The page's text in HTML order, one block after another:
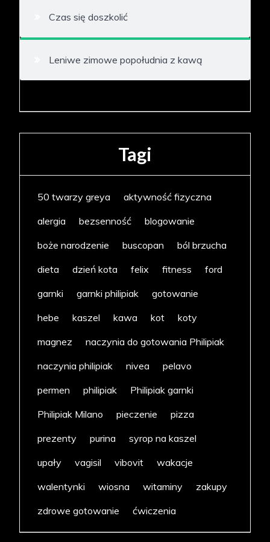
Czas się doszkolić
Leniwe zimowe popołudnia z kawą
Tagi
50 twarzy greya
aktywność fizyczna
alergia
bezsenność
blogowanie
boże narodzenie
buscopan
ból brzucha
dieta
dzień kota felix fitness
ford
garnki
garnki philipiak
gotowanie
hebe
kaszel kawa kot
koty
magnez
naczynia do gotowania Philipiak
naczynia philipiak
nivea
pelavo
permen
philipiak
Philipiak garnki
Philipiak Milano
pieczenie
pizza
prezenty
purina
syrop na kaszel
upały
vagisil vibovit
wakacje
walentynki
wiosna witaminy
zakupy
zdrowe gotowanie
ćwiczenia